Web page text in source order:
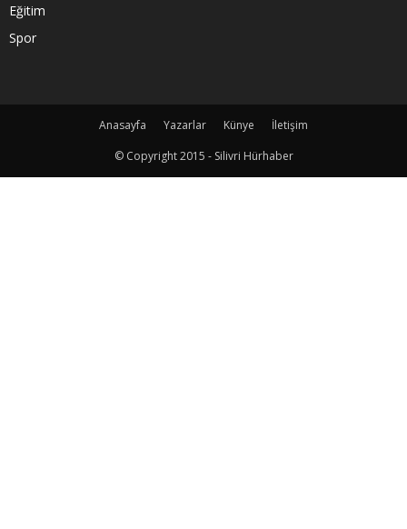
Eğitim
Spor
Anasayfa Yazarlar Künye
İletişim
© Copyright 2015 - Silivri Hürhaber